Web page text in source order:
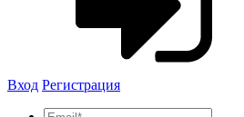
Вход Регистрация